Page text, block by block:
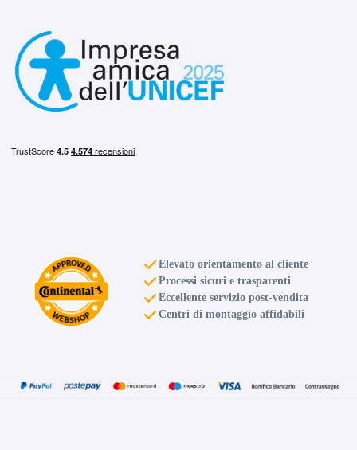
Elevato orientamento al cliente
Processi sicuri e trasparenti
Eccellente servizio post-vendita
Centri di montaggio affidabili